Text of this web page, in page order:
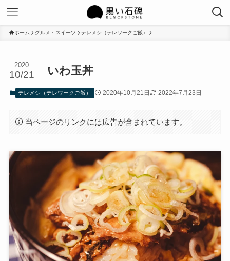
ホーム グルメ・スイーツ テレメシ（テレワークご飯）
いわ玉丼
2020
10/21
テレメシ（テレワークご飯） 2020年10月21日 2022年7月23日
当ページのリンクには広告が含まれています。